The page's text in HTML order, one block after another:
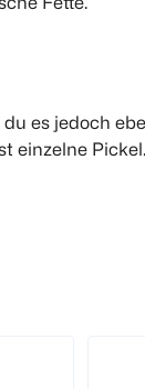
es jedoch